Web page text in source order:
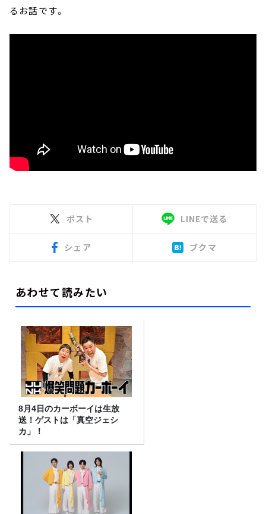
るお話です。
ポスト LINEで送る
シェア ブクマ
あわせて読みたい
8月4日のカーボーイは生放
送！ゲストは「真空ジェシ
カ」！